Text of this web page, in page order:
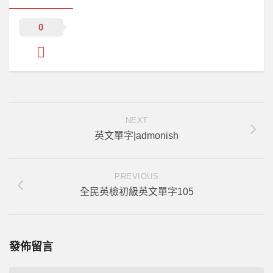
0
NEXT
英文單字|admonish
PREVIOUS
全民英檢初級英文單字105
發佈留言